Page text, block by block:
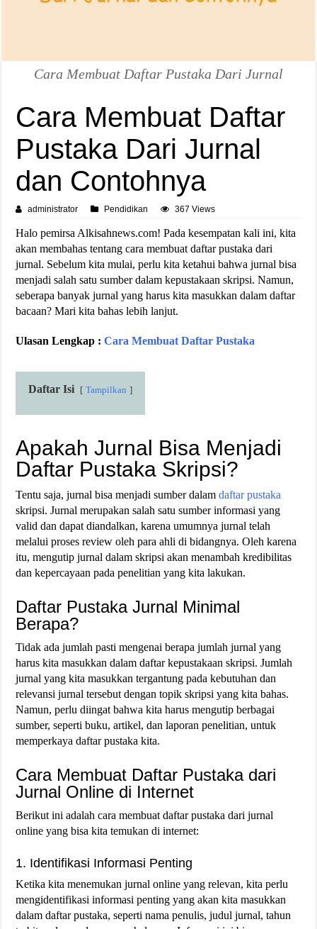
Cara Membuat Daftar Pustaka Dari Jurnal
Cara Membuat Daftar
Pustaka Dari Jurnal
dan Contohnya
administrator Pendidikan 367 Views
Halo pemirsa Alkisahnews.com! Pada kesempatan kali ini, kita
akan membahas tentang cara membuat daftar pustaka dari
jurnal. Sebelum kita mulai, perlu kita ketahui bahwa jurnal bisa
menjadi salah satu sumber dalam kepustakaan skripsi. Namun,
seberapa banyak jurnal yang harus kita masukkan dalam daftar
bacaan? Mari kita bahas lebih lanjut.
Ulasan Lengkap :Cara Membuat Daftar Pustaka
Daftar Isi Tampilkan
Apakah Jurnal Bisa Menjadi
Daftar Pustaka Skripsi?
Tentu saja, jurnal bisa menjadi sumber dalamdaftar pustaka
skripsi. Jurnal merupakan salah satu sumber informasi yang
valid dan dapat diandalkan, karena umumnya jurnal telah
melalui proses review oleh para ahli di bidangnya. Oleh karena
itu, mengutip jurnal dalam skripsi akan menambah kredibilitas
dan kepercayaan pada penelitian yang kita lakukan.
Daftar Pustaka Jurnal Minimal
Berapa?
Tidak ada jumlah pasti mengenai berapa jumlah jurnal yang
harus kita masukkan dalam daftar kepustakaan skripsi. Jumlah
jurnal yang kita masukkan tergantung pada kebutuhan dan
relevansi jurnal tersebut dengan topik skripsi yang kita bahas.
Namun, perlu diingat bahwa kita harus mengutip berbagai
sumber, seperti buku, artikel, dan laporan penelitian, untuk
memperkaya daftar pustaka kita.
Cara Membuat Daftar Pustaka dari
Jurnal Online di Internet
Berikut ini adalah cara membuat daftar pustaka dari jurnal
online yang bisa kita temukan di internet:
1. Identifikasi Informasi Penting
Ketika kita menemukan jurnal online yang relevan, kita perlu
mengidentifikasi informasi penting yang akan kita masukkan
dalam daftar pustaka, seperti nama penulis, judul jurnal, tahun